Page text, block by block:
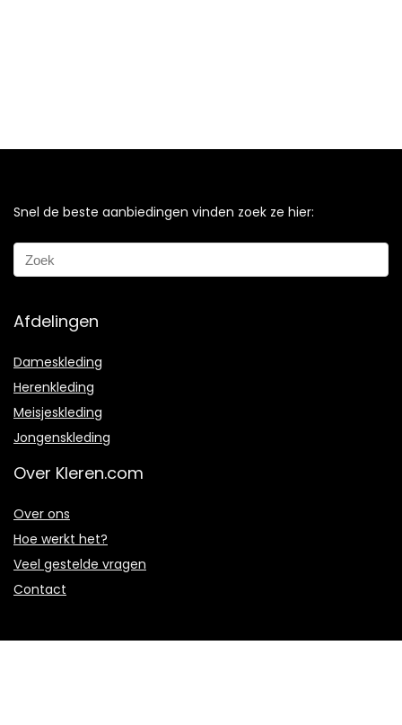
Snel de beste aanbiedingen vinden zoek ze hier:
Afdelingen
Dameskleding
Herenkleding
Meisjeskleding
Jongenskleding
Over Kleren.com
Over ons
Hoe werkt het?
Veel gestelde vragen
Contact